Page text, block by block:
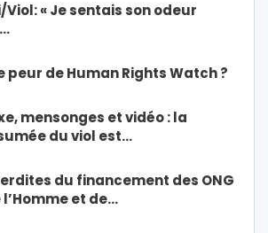
« Je sentais son odeur
peur de Human Rights Watch ?
mensonges et vidéo : la
du viol est…
du financement des ONG
et de…